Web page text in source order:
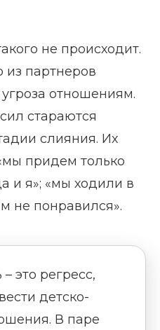
не происходит.
из партнеров
отношениям.
стараются
слияния. Их
придем только
и я»; «мы ходили в
не понравился».
это регресс,
детско-
В паре